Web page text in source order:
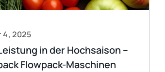
4, 2025
in der Hochsaison –
Flowpack-Maschinen